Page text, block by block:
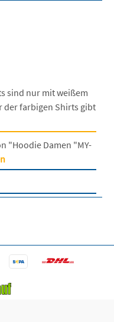
sind nur mit weißem
der farbigen Shirts gibt
"Hoodie Damen "MY-